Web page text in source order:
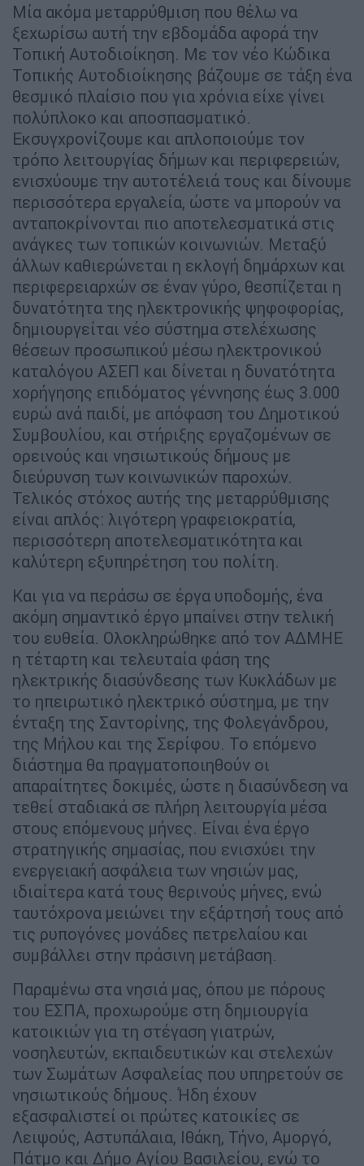
Μία ακόμα μεταρρύθμιση που θέλω να
ξεχωρίσω αυτή την εβδομάδα αφορά την
Τοπική Αυτοδιοίκηση. Με τον νέο Κώδικα
Τοπικής Αυτοδιοίκησης βάζουμε σε τάξη ένα
θεσμικό πλαίσιο που για χρόνια είχε γίνει
πολύπλοκο και αποσπασματικό.
Εκσυγχρονίζουμε και απλοποιούμε τον
τρόπο λειτουργίας δήμων και περιφερειών,
ενισχύουμε την αυτοτέλειά τους και δίνουμε
περισσότερα εργαλεία, ώστε να μπορούν να
ανταποκρίνονται πιο αποτελεσματικά στις
ανάγκες των τοπικών κοινωνιών. Μεταξύ
άλλων καθιερώνεται η εκλογή δημάρχων και
περιφερειαρχών σε έναν γύρο, θεσπίζεται η
δυνατότητα της ηλεκτρονικής ψηφοφορίας,
δημιουργείται νέο σύστημα στελέχωσης
θέσεων προσωπικού μέσω ηλεκτρονικού
καταλόγου ΑΣΕΠ και δίνεται η δυνατότητα
χορήγησης επιδόματος γέννησης έως 3.000
ευρώ ανά παιδί, με απόφαση του Δημοτικού
Συμβουλίου, και στήριξης εργαζομένων σε
ορεινούς και νησιωτικούς δήμους με
διεύρυνση των κοινωνικών παροχών.
Τελικός στόχος αυτής της μεταρρύθμισης
είναι απλός: λιγότερη γραφειοκρατία,
περισσότερη αποτελεσματικότητα και
καλύτερη εξυπηρέτηση του πολίτη.
Και για να περάσω σε έργα υποδομής, ένα
ακόμη σημαντικό έργο μπαίνει στην τελική
του ευθεία. Ολοκληρώθηκε από τον ΑΔΜΗΕ
η τέταρτη και τελευταία φάση της
ηλεκτρικής διασύνδεσης των Κυκλάδων με
το ηπειρωτικό ηλεκτρικό σύστημα, με την
ένταξη της Σαντορίνης, της Φολεγάνδρου,
της Μήλου και της Σερίφου. Το επόμενο
διάστημα θα πραγματοποιηθούν οι
απαραίτητες δοκιμές, ώστε η διασύνδεση να
τεθεί σταδιακά σε πλήρη λειτουργία μέσα
στους επόμενους μήνες. Είναι ένα έργο
στρατηγικής σημασίας, που ενισχύει την
ενεργειακή ασφάλεια των νησιών μας,
ιδιαίτερα κατά τους θερινούς μήνες, ενώ
ταυτόχρονα μειώνει την εξάρτησή τους από
τις ρυπογόνες μονάδες πετρελαίου και
συμβάλλει στην πράσινη μετάβαση.
Παραμένω στα νησιά μας, όπου με πόρους
του ΕΣΠΑ, προχωρούμε στη δημιουργία
κατοικιών για τη στέγαση γιατρών,
νοσηλευτών, εκπαιδευτικών και στελεχών
των Σωμάτων Ασφαλείας που υπηρετούν σε
νησιωτικούς δήμους. Ήδη έχουν
εξασφαλιστεί οι πρώτες κατοικίες σε
Λειψούς, Αστυπάλαια, Ιθάκη, Τήνο, Αμοργό,
Πάτμο και Δήμο Αγίου Βασιλείου, ενώ το